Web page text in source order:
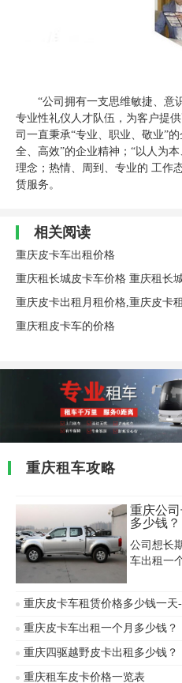
“公司拥有一支思维敏捷、意
专业性礼仪人才队伍，为客户提
司一直秉承“专业、职业、敬业”
全、高效”的企业精神；“以人为
理念；热情、周到、专业的 工作
赁服务。
相关阅读
重庆皮卡车出租价格
重庆租长城皮卡车价格 重庆租长
重庆皮卡出租月租价格,重庆皮卡
重庆租皮卡车的价格
重庆租车攻略
重庆公
多少钱？
公司想长
车出租一
等，重庆
出租，专
游，穿越
提供正规
重庆皮卡车租赁价格多少钱一天
重庆皮卡车出租一个月多少钱？
重庆四驱越野皮卡出租多少钱？
重庆租车皮卡价格一览表